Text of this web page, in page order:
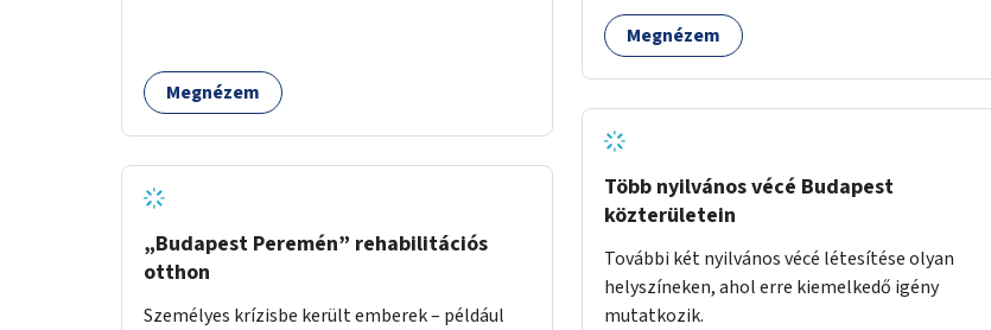
Megnézem
„Budapest Peremén” rehabilitációs
otthon
Személyes krízisbe került emberek – például
Megnézem
Több nyilvános vécé Budapest
közterületein
További két nyilvános vécé létesítése olyan
helyszíneken, ahol erre kiemelkedő igény
mutatkozik.